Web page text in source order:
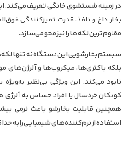
در زمینه شستشوی خانگی تعریف می‌کند. این
بخار داغ و نافذ، قدرت تمیزکنندگی
مقاوم‌ترین لکه‌ها را نیز محو می‌سازد.
سیستم بخارشویی این دستگاه نه تنها
بلکه باکتری‌ها، میکروب‌ها و آلرژن‌های
نابود می‌کند. این ویژگی بی‌نظیر به‌ویژه
کودکان خردسال یا افراد حساس به آلرژی
همچنین قابلیت بخارشو باعث نرمی
استفاده از نرم‌کننده‌های شیمیایی را به